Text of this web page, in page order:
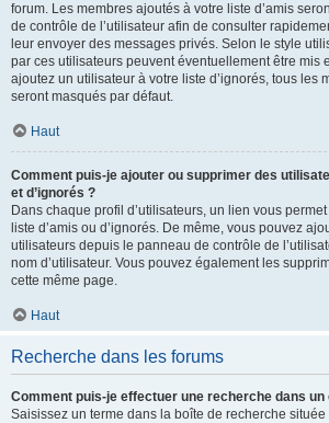
forum. Les membres ajoutés à votre liste d’amis
de contrôle de l’utilisateur afin de consulter
leur envoyer des messages privés. Selon le style
par ces utilisateurs peuvent éventuellement être mis
ajoutez un utilisateur à votre liste d’ignorés, tous les
seront masqués par défaut.
Haut
Comment puis-je ajouter ou supprimer des
et d’ignorés ?
Dans chaque profil d’utilisateurs, un lien vous
liste d’amis ou d’ignorés. De même, vous pouvez
utilisateurs depuis le panneau de contrôle de
nom d’utilisateur. Vous pouvez également les
cette même page.
Haut
Recherche dans les forums
Comment puis-je effectuer une recherche dans un
Saisissez un terme dans la boîte de recherche située